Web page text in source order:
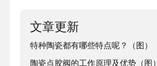
文章更新
特种陶瓷都有哪些特点呢？（图）
陶瓷点胶阀的工作原理及优势（图）